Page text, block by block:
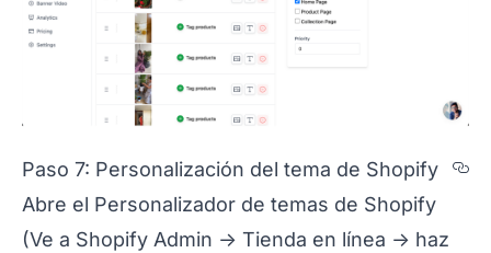
Paso 7: Personalización del tema de Shopify
Abre el Personalizador de temas de Shopify
(Ve a Shopify Admin -> Tienda en línea -> haz